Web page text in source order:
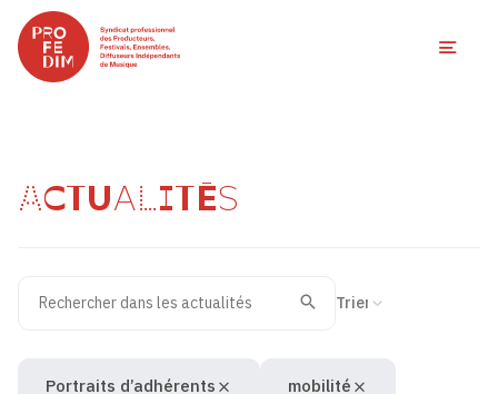
ACTUALITÉS
Recherche
Valider
Portraits d’adhérents mobilité